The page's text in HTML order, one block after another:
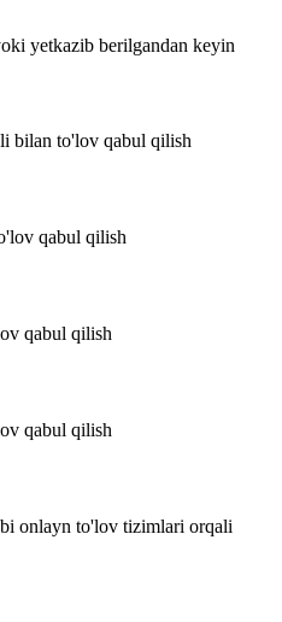
yetkazib berilgandan keyin
bilan to'lov qabul qilish
qabul qilish
qabul qilish
qabul qilish
onlayn to'lov tizimlari orqali